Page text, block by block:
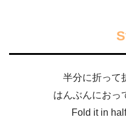
半分に折って
はんぶんにおっ
Fold it in